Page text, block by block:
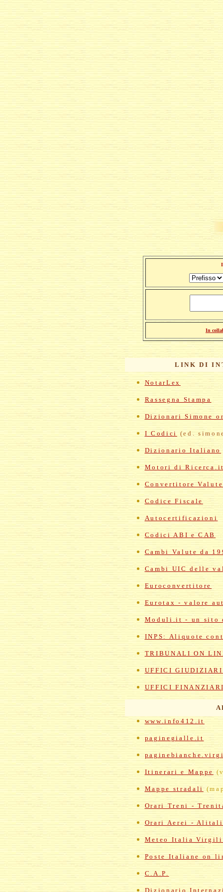
In
LINK DI
NotarLex
Rassegna Stampa
Dizionari Simone
I Codici (ed.
Dizionario Italiano
Motori di
Convertitore Valute
Codice Fiscale
Autocertificazioni
Codici ABI e CAB
Cambi Valute da
Cambi UIC delle
Euroconvertitore
Eurotax - valore
Moduli.it - un sito
INPS: Aliquote
TRIBUNALI ON
UFFICI GIUDIZIARI
UFFICI
www.info412.it
paginegialle.it
Itinerari e Mappe
Mappe stradali
Orari Treni -
Orari Aerei -
Meteo Italia
Poste Italiane on
C.A.P.
Dizionario